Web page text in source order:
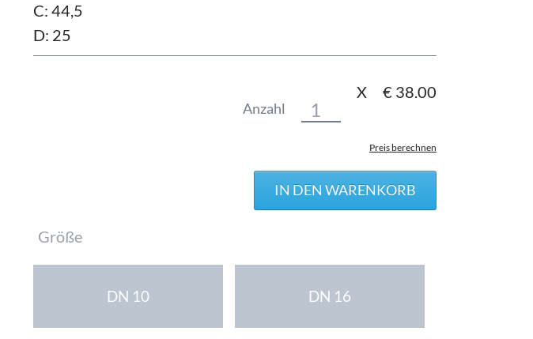
C: 44,5
D: 25
Anzahl
X € 38.00
Preis berechnen
Pflichtfeld
Größe
DN 10 DN 16